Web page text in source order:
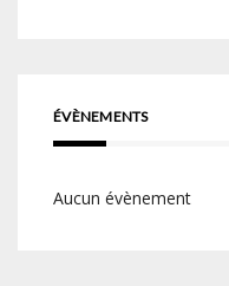
ÉVÈNEMENTS
Aucun évènement